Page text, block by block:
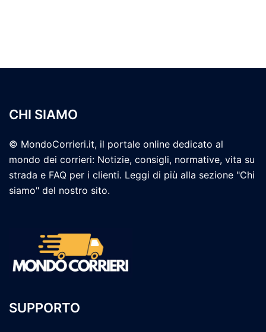
CHI SIAMO
© MondoCorrieri.it, il portale online dedicato al
mondo dei corrieri: Notizie, consigli, normative, vita su
strada e FAQ per i clienti. Leggi di più alla sezione "Chi
siamo" del nostro sito.
SUPPORTO